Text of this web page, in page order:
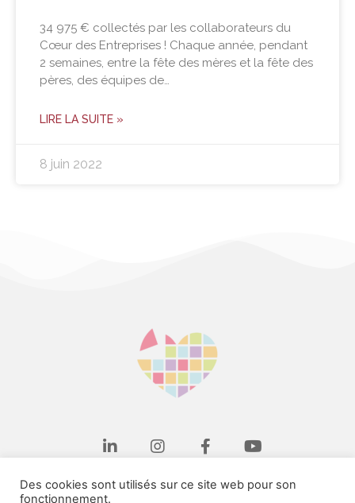
34 975 € collectés par les collaborateurs du
Cœur des Entreprises ! Chaque année, pendant
2 semaines, entre la fête des mères et la fête des
pères, des équipes de…
LIRE LA SUITE »
8 juin 2022
Il bat en nous à l'unisson, pour les plus fragiles
Des cookies sont utilisés sur ce site web pour son
fonctionnement.